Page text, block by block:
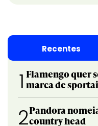
Recentes
1 Flamengo quer
marca de
2Pandora
country head